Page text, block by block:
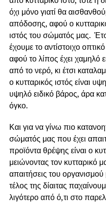
όχι μόνο γιατί θα
απόδοσης, αφού ο
ιστός του σώματός μας.
έχουμε το αντίστοιχο
αφού το λίπος έχει χαμηλό
από το νερό, κι έτσι
ο κυτταρικός ιστός είναι
υψηλό ειδικό βάρος, άρα
όγκο.
Και για να γίνω πιο
σώματός μας που έχει
προϊόντα θρέψης είναι ο
μειώνοντας τον κυτταρικό
απαιτήσεις του
τέλος της δίαιτας
λιγότερο από ό,τι στο